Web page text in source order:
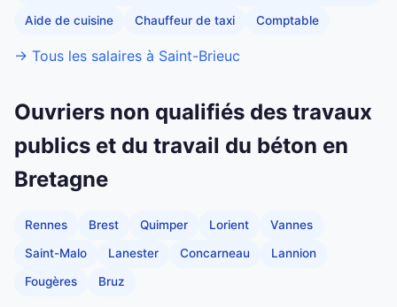
Aide de cuisine Chauffeur de taxi Comptable
→ Tous les salaires à Saint-Brieuc
Ouvriers non qualifiés des travaux
publics et du travail du béton en
Bretagne
Rennes Brest Quimper Lorient Vannes
Saint-Malo Lanester Concarneau Lannion
Fougères Bruz